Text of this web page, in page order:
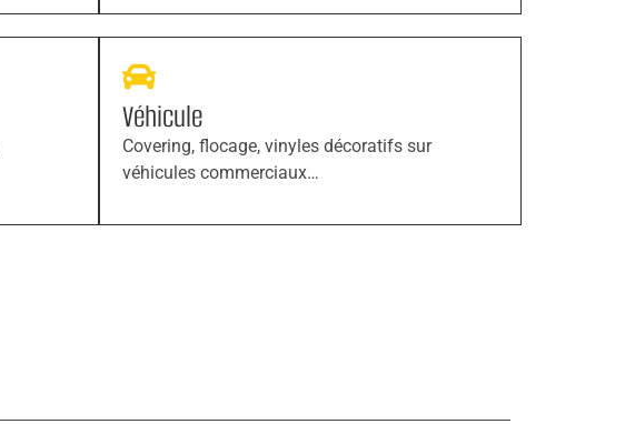
Véhicule
Covering, flocage, vinyles décoratifs sur
véhicules commerciaux…